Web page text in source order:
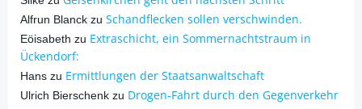
Alfrun Blanck zu Schandflecken sollen verschwinden.
Eöisabeth zu Extraschicht, ein Sommernachtstraum in
Ückendorf:
Hans zu Ermittlungen der Staatsanwaltschaft
Ulrich Bierschenk zu Drogen-Fahrt durch den Gegenverkehr